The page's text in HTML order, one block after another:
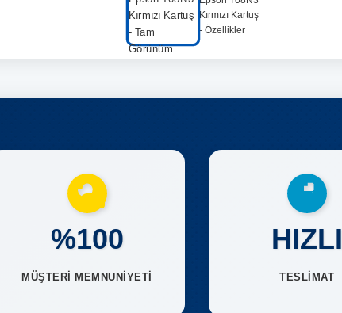
%100
MÜŞTERİ MEMNUNİYETİ
HIZLI
TESLİMAT